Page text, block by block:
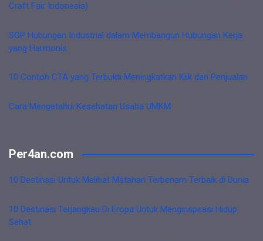
Craft Fair Indonesia)
SOP Hubungan Industrial dalam Membangun Hubungan Kerja
yang Harmonis
10 Contoh CTA yang Terbukti Meningkatkan Klik dan Penjualan
Cara Mengetahui Kesehatan Usaha UMKM
Per4an.com
10 Destinasi Untuk Melihat Matahari Terbenam Terbaik di Dunia
10 Destinasi Terjangkau Di Eropa Untuk Menginspirasi Hidup
Sehat